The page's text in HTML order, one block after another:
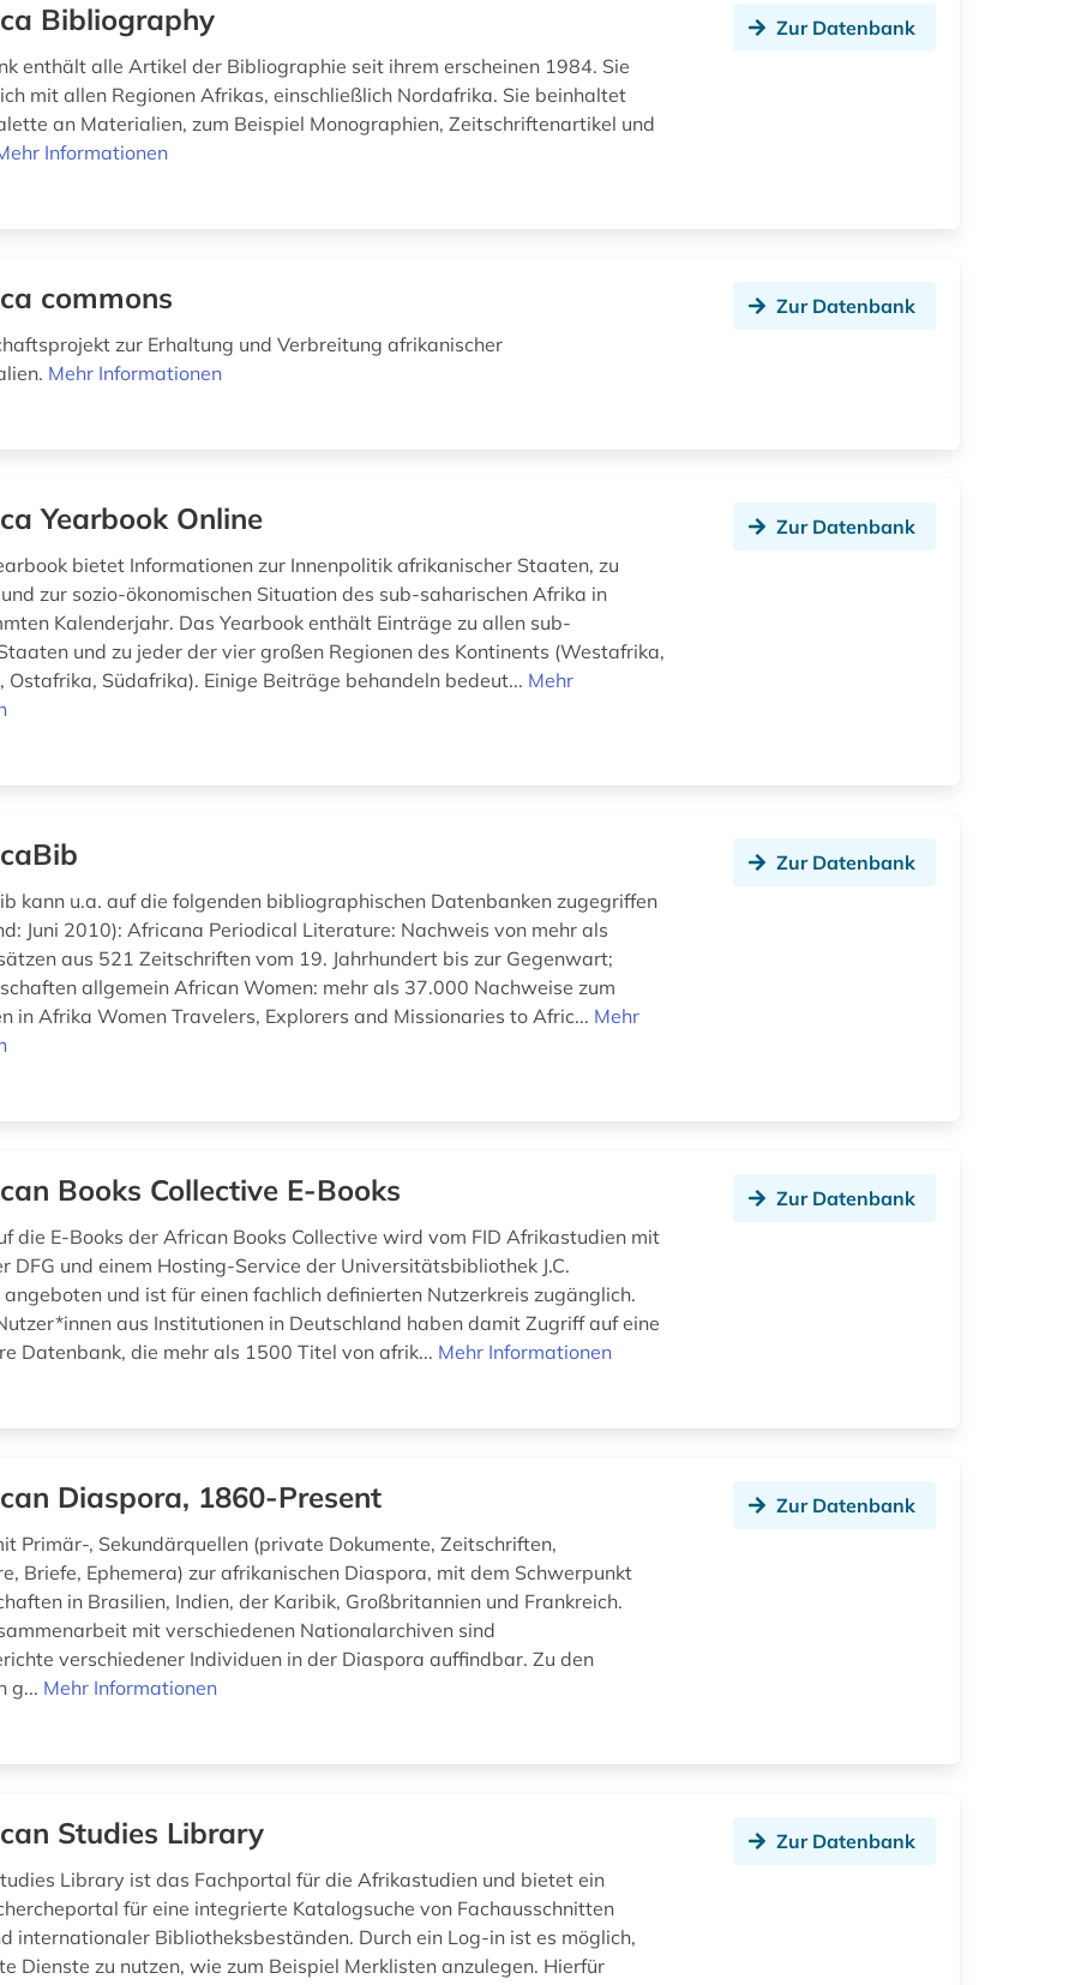
Bibliography
enthält alle Artikel der Bibliographie seit ihrem erscheinen 1984. Sie
mit allen Regionen Afrikas, einschließlich Nordafrika. Sie beinhaltet
an Materialien, zum Beispiel Monographien, Zeitschriftenartikel und
Informationen
Zur Datenbank
commons
zur Erhaltung und Verbreitung afrikanischer
Mehr Informationen
Zur Datenbank
Yearbook Online
bietet Informationen zur Innenpolitik afrikanischer Staaten, zu
zur sozio-ökonomischen Situation des sub-saharischen Afrika in
Kalenderjahr. Das Yearbook enthält Einträge zu allen sub-
und zu jeder der vier großen Regionen des Kontinents (Westafrika,
Ostafrika, Südafrika). Einige Beiträge behandeln bedeut... Mehr
Zur Datenbank
kann u.a. auf die folgenden bibliographischen Datenbanken zugegriffen
Juni 2010): Africana Periodical Literature: Nachweis von mehr als
aus 521 Zeitschriften vom 19. Jahrhundert bis zur Gegenwart;
allgemein African Women: mehr als 37.000 Nachweise zum
in Afrika Women Travelers, Explorers and Missionaries to Afric... Mehr
Zur Datenbank
Books Collective E-Books
die E-Books der African Books Collective wird vom FID Afrikastudien mit
DFG und einem Hosting-Service der Universitätsbibliothek J.C.
angeboten und ist für einen fachlich definierten Nutzerkreis zugänglich.
aus Institutionen in Deutschland haben damit Zugriff auf eine
Datenbank, die mehr als 1500 Titel von afrik... Mehr Informationen
Zur Datenbank
Diaspora, 1860-Present
Primär-, Sekundärquellen (private Dokumente, Zeitschriften,
Briefe, Ephemera) zur afrikanischen Diaspora, mit dem Schwerpunkt
in Brasilien, Indien, der Karibik, Großbritannien und Frankreich.
mit verschiedenen Nationalarchiven sind
verschiedener Individuen in der Diaspora auffindbar. Zu den
g... Mehr Informationen
Zur Datenbank
Studies Library
Library ist das Fachportal für die Afrikastudien und bietet ein
für eine integrierte Katalogsuche von Fachausschnitten
internationaler Bibliotheksbeständen. Durch ein Log-in ist es möglich,
Dienste zu nutzen, wie zum Beispiel Merklisten anzulegen. Hierfür
Zur Datenbank